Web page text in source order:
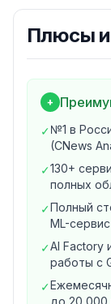
ресурсов на
Основные
1.
Evolution
Evolution
серверы
Evolution
без
Сборка
Плюсы
+
✓№1 в
(CNews
✓130+
полных
✓Полный
ML-
✓AI Factory
работы с
✓
до 20 000